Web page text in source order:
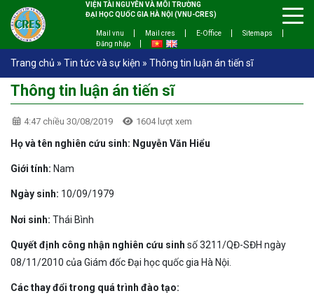
VIỆN TÀI NGUYÊN VÀ MÔI TRƯỜNG
ĐẠI HỌC QUỐC GIA HÀ NỘI (VNU-CRES)
Mail vnu Mail cres E-Office
Sitemaps
Đăng nhập
Trang chủ » Tin tức và sự kiện » Thông tin luận án tiến sĩ
Thông tin luận án tiến sĩ
4:47 chiều 30/08/2019 1604 lượt xem
Họ và tên nghiên cứu sinh: Nguyễn Văn Hiểu
Giới tính: Nam
Ngày sinh: 10/09/1979
Nơi sinh: Thái Bình
Quyết định công nhận nghiên cứu sinh số 3211/QĐ-SĐH ngày
08/11/2010 của Giám đốc Đại học quốc gia Hà Nội.
Các thay đổi trong quá trình đào tạo: